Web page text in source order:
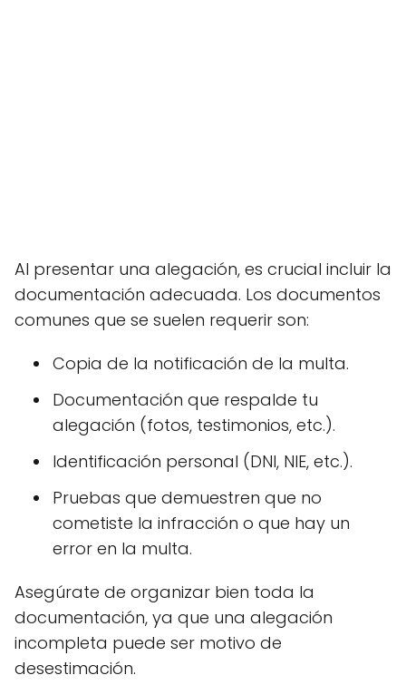
Al presentar una alegación, es crucial incluir la
documentación adecuada. Los documentos
comunes que se suelen requerir son:
Copia de la notificación de la multa.
Documentación que respalde tu
alegación (fotos, testimonios, etc.).
Identificación personal (DNI, NIE, etc.).
Pruebas que demuestren que no
cometiste la infracción o que hay un
error en la multa.
Asegúrate de organizar bien toda la
documentación, ya que una alegación
incompleta puede ser motivo de
desestimación.